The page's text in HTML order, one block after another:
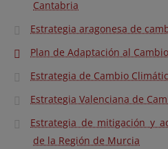
Cantabria
Estrategia aragonesa de
Plan de Adaptación al
Estrategia de Cambio
Estrategia Valenciana de
Estrategia de mitigación y
de la Región de Murcia